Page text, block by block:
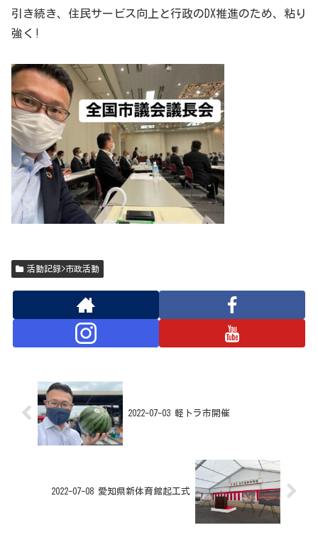
引き続き、住民サービス向上と行政のDX推進のため、粘り
強く!
活動記録>市政活動
2022-07-03 軽トラ市開催
2022-07-08 愛知県新体育館起工式